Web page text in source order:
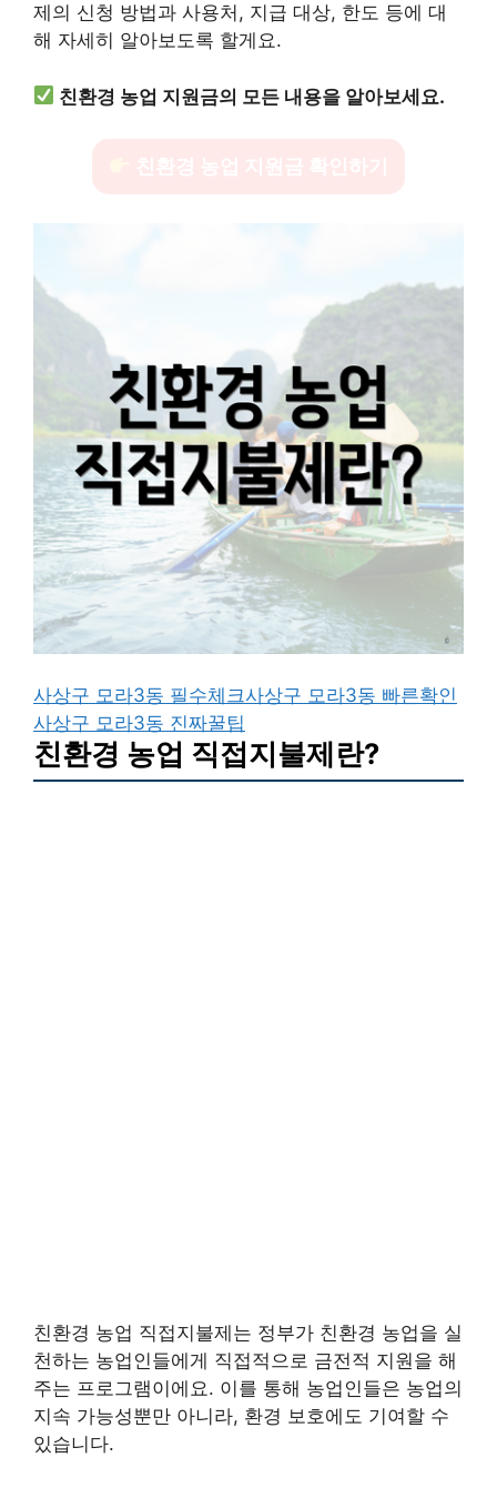
제의 신청 방법과 사용처, 지급 대상, 한도 등에 대
해 자세히 알아보도록 할게요.
친환경 농업 지원금의 모든 내용을 알아보세요.
사상구 모라3동 필수체크사상구 모라3동 빠른확인
사상구 모라3동 진짜꿀팁
친환경 농업 직접지불제란?
친환경 농업 직접지불제는 정부가 친환경 농업을 실
천하는 농업인들에게 직접적으로 금전적 지원을 해
주는 프로그램이에요. 이를 통해 농업인들은 농업의
지속 가능성뿐만 아니라, 환경 보호에도 기여할 수
있습니다.